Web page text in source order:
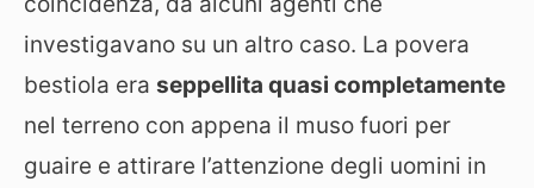
investigavano su un altro caso. La povera
bestiola era seppellita quasi completamente
nel terreno con appena il muso fuori per
guaire e attirare l’attenzione degli uomini in